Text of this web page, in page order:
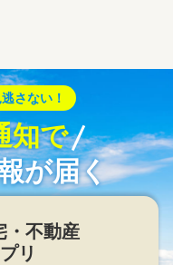
さない！
知で
が届く
・不動産
リ